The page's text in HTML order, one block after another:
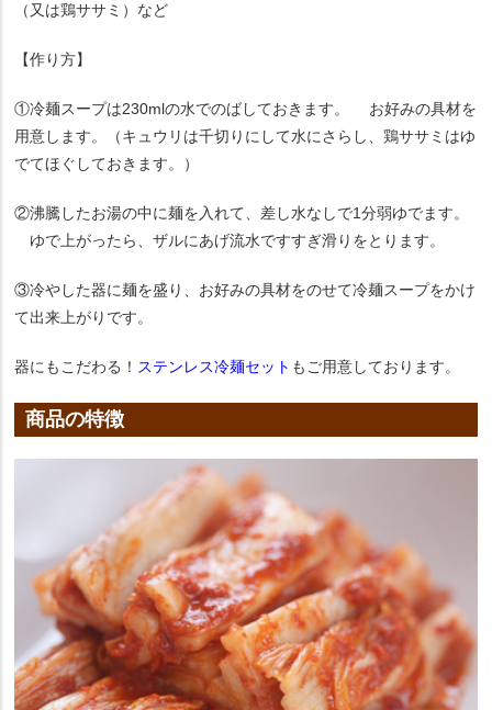
（又は鶏ササミ）など
【作り方】
①冷麺スープは230mlの水でのばしておきます。 お好みの具材を
用意します。（キュウリは千切りにして水にさらし、鶏ササミはゆ
でてほぐしておきます。）
②沸騰したお湯の中に麺を入れて、差し水なしで1分弱ゆでます。
ゆで上がったら、ザルにあげ流水ですすぎ滑りをとります。
③冷やした器に麺を盛り、お好みの具材をのせて冷麺スープをかけ
て出来上がりです。
器にもこだわる！ ステンレス冷麺セット もご用意しております。
商品の特徴